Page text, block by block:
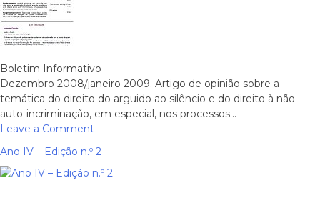
Boletim Informativo
Dezembro 2008/janeiro 2009. Artigo de opinião sobre a
temática do direito do arguido ao silêncio e do direito à não
auto-incriminação, em especial, nos processos…
Leave a Commenton
I
–
Ano IV – Edição n.º 2